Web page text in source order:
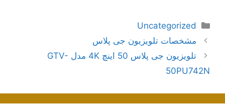
دسته‌ها
Uncategorized
ناوبری
نوشته‌ها
مشخصات تلویزیون جی پلاس
تلویزیون جی پلاس 50 اینچ 4K مدل GTV-
50PU742N